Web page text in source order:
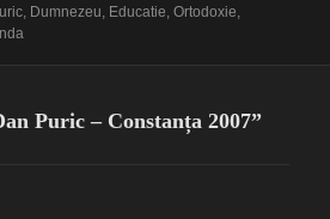
, Dumnezeu, Educatie,Ortodoxie,
Puric – Constanța 2007”